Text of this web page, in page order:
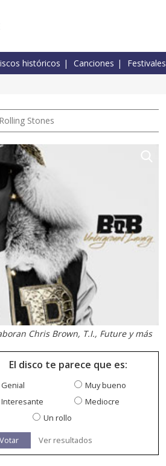
históricos Canciones Festivales
Stones
Chris Brown, T.I., Future y más
El disco te parece que es:
Genial
Muy bueno
Interesante
Mediocre
Un rollo
Votar Ver resultados